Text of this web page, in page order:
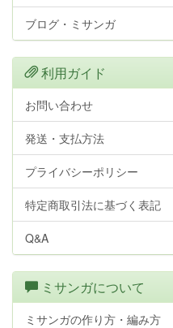
ブログ・ミサンガ
利用ガイド
お問い合わせ
発送・支払方法
プライバシーポリシー
特定商取引法に基づく表記
Q&A
ミサンガについて
ミサンガの作り方・編み方